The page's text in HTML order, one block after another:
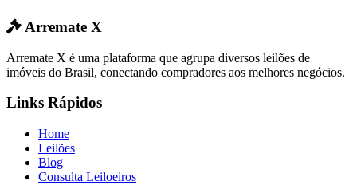
Arremate X
Arremate X é uma plataforma que agrupa diversos leilões de
imóveis do Brasil, conectando compradores aos melhores negócios.
Links Rápidos
Home
Leilões
Blog
Consulta Leiloeiros